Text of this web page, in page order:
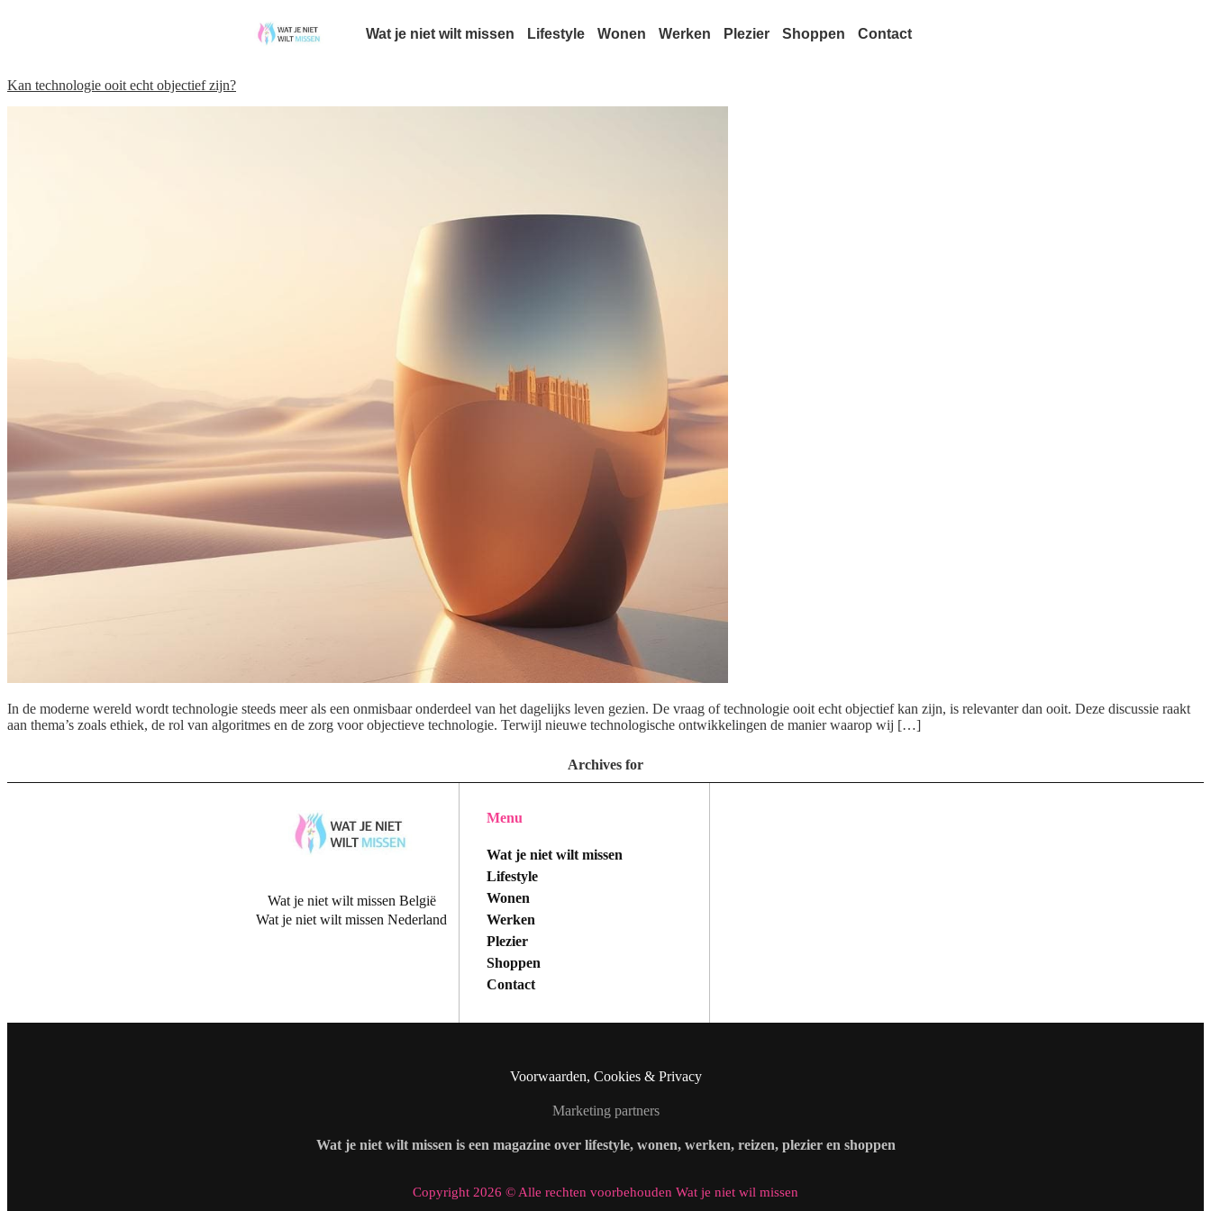
Wat je niet wilt missen Lifestyle Wonen Werken Plezier Shoppen Contact
Kan technologie ooit echt objectief zijn?
In de moderne wereld wordt technologie steeds meer als een onmisbaar onderdeel van het dagelijks leven gezien. De vraag of technologie ooit echt objectief kan zijn, is relevanter dan ooit. Deze discussie raakt
aan thema’s zoals ethiek, de rol van algoritmes en de zorg voor objectieve technologie. Terwijl nieuwe technologische ontwikkelingen de manier waarop wij […]
Archives for
Wat je niet wilt missen België
Wat je niet wilt missen Nederland
Menu
Wat je niet wilt missen
Lifestyle
Wonen
Werken
Plezier
Shoppen
Contact
Voorwaarden, Cookies & Privacy
Marketing partners
Wat je niet wilt missen is een magazine over lifestyle, wonen, werken, reizen, plezier en shoppen
Copyright 2026 © Alle rechten voorbehouden Wat je niet wil missen